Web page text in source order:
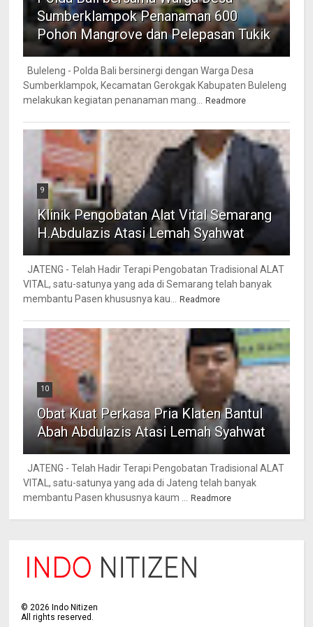
Sumberklampok Penanaman 600
Pohon Mangrove dan Pelepasan Tukik
Buleleng - Polda Bali bersinergi dengan Warga Desa
Sumberklampok, Kecamatan Gerokgak Kabupaten Buleleng
melakukan kegiatan penanaman mang...
Readmore
9
Klinik Pengobatan Alat Vital Semarang
H.Abdulazis Atasi Lemah Syahwat
JATENG - Telah Hadir Terapi Pengobatan Tradisional ALAT
VITAL, satu-satunya yang ada di Semarang telah banyak
membantu Pasen khususnya kau...
Readmore
10
Obat Kuat Perkasa Pria Klaten Bantul
Abah Abdulazis Atasi Lemah Syahwat
JATENG - Telah Hadir Terapi Pengobatan Tradisional ALAT
VITAL, satu-satunya yang ada di Jateng telah banyak
membantu Pasen khususnya kaum ...
Readmore
©2026 Indo Nitizen
All rights reserved.